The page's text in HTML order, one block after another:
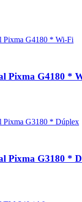
Pixma G4180 *
Pixma G3180 *